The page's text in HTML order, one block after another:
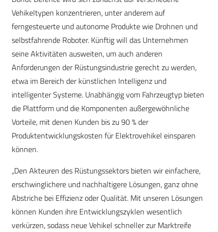
Vehikeltypen konzentrieren, unter anderem auf
ferngesteuerte und autonome Produkte wie Drohnen und
selbstfahrende Roboter. Künftig will das Unternehmen
seine Aktivitäten ausweiten, um auch anderen
Anforderungen der Rüstungsindustrie gerecht zu werden,
etwa im Bereich der künstlichen Intelligenz und
intelligenter Systeme. Unabhängig vom Fahrzeugtyp bieten
die Plattform und die Komponenten außergewöhnliche
Vorteile, mit denen Kunden bis zu 90 % der
Produktentwicklungskosten für Elektrovehikel einsparen
können.
„Den Akteuren des Rüstungssektors bieten wir einfachere,
erschwinglichere und nachhaltigere Lösungen, ganz ohne
Abstriche bei Effizienz oder Qualität. Mit unseren Lösungen
können Kunden ihre Entwicklungszyklen wesentlich
verkürzen, sodass neue Vehikel schneller zur Marktreife